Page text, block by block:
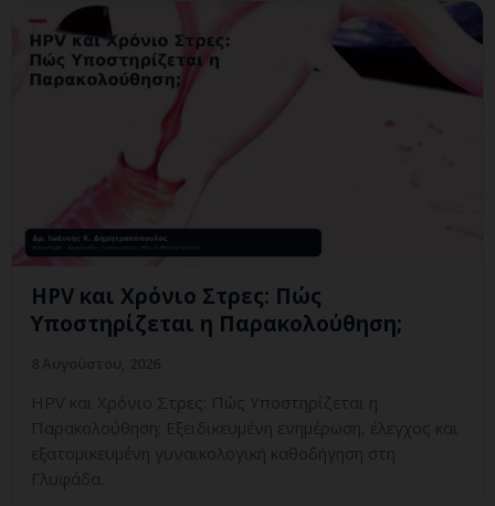
HPV και Χρόνιο Στρες: Πώς
Υποστηρίζεται η Παρακολούθηση;
HPV και Χρόνιο Στρες: Πώς Υποστηρίζεται η
Παρακολούθηση; Εξειδικευμένη ενημέρωση, έλεγχος και
εξατομικευμένη γυναικολογική καθοδήγηση στη
Γλυφάδα.